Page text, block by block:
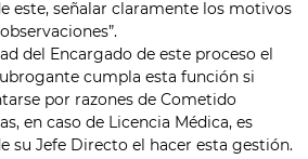
este, señalar claramente los motivos
del Encargado de este proceso el
cumpla esta función si
por razones de Cometido
en caso de Licencia Médica, es
su Jefe Directo el hacer esta gestión.